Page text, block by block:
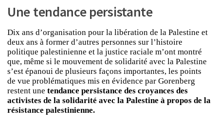
Une tendance persistante
Dix ans d’organisation pour la libération de la Palestine et
deux ans à former d’autres personnes sur l’histoire
politique palestinienne et la justice raciale m’ont montré
que, même si le mouvement de solidarité avec la Palestine
s’est épanoui de plusieurs façons importantes, les points
de vue problématiques mis en évidence par Gorenberg
restent une tendance persistance des croyances des
activistes de la solidarité avec la Palestine à propos de la
résistance palestinienne.